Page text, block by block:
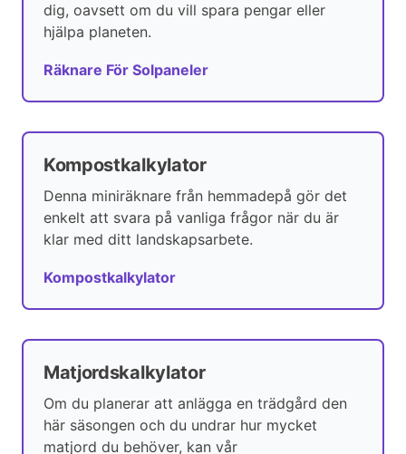
dig, oavsett om du vill spara pengar eller
hjälpa planeten.
Räknare För Solpaneler
Kompostkalkylator
Denna miniräknare från hemmadepå gör det
enkelt att svara på vanliga frågor när du är
klar med ditt landskapsarbete.
Kompostkalkylator
Matjordskalkylator
Om du planerar att anlägga en trädgård den
här säsongen och du undrar hur mycket
matjord du behöver, kan vår